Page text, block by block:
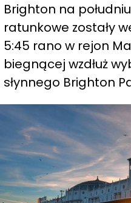
Brighton na południu
ratunkowe zostały
5:45 rano w rejon
biegnącej wzdłuż
słynnego Brighton